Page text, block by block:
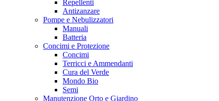
Repellenti
Antizanzare
Pompe e Nebulizzatori
Manuali
Batteria
Concimi e Protezione
Concimi
Terricci e Ammendanti
Cura del Verde
Mondo Bio
Semi
Manutenzione Orto e Giardino